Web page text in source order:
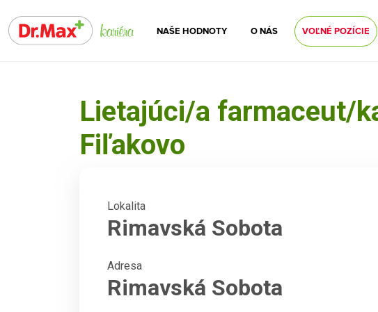
NAŠE HODNOTY O NÁS VOĽNÉ POZÍCIE
Lietajúci/a farmaceut/
Fiľakovo
Lokalita
Rimavská Sobota
Adresa
Rimavská Sobota